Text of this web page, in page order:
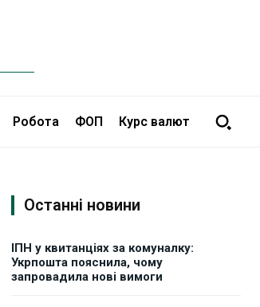
Робота ФОП Курс валют
Останні новини
ІПН у квитанціях за комуналку:
Укрпошта пояснила, чому
запровадила нові вимоги